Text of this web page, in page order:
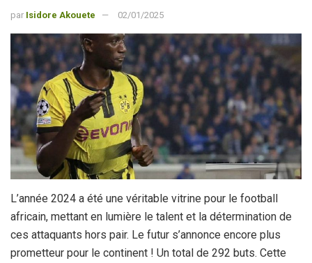
par Isidore Akouete 02/01/2025
L’année 2024 a été une véritable vitrine pour le football
africain, mettant en lumière le talent et la détermination de
ces attaquants hors pair. Le futur s’annonce encore plus
prometteur pour le continent ! Un total de 292 buts. Cette